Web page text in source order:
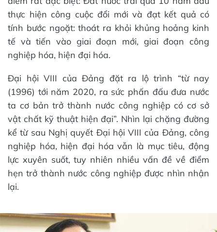
thực hiện công cuộc đổi mới và đạt kết quả có
tính bước ngoặt: thoát ra khỏi khủng hoảng kinh
tế và tiến vào giai đoạn mới, giai đoạn công
nghiệp hóa, hiện đại hóa.
Đại hội VIII của Đảng đặt ra lộ trình “từ nay
(1996) tới năm 2020, ra sức phấn đấu đưa nước
ta cơ bản trở thành nước công nghiệp có cơ sở
vật chất kỹ thuật hiện đại”. Nhìn lại chặng đường
kể từ sau Nghị quyết Đại hội VIII của Đảng, công
nghiệp hóa, hiện đại hóa vẫn là mục tiêu, động
lực xuyên suốt, tuy nhiên nhiều vấn đề về điểm
hẹn trở thành nước công nghiệp được nhìn nhận
lại.